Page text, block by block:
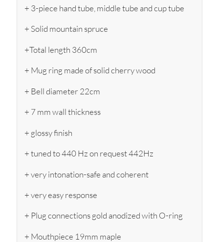
+ 3-piece hand tube, middle tube and cup tube
+ Solid mountain spruce
+Total length 360cm
+ Mug ring made of solid cherry wood
+ Bell diameter 22cm
+ 7 mm wall thickness
+ glossy finish
+ tuned to 440 Hz on request 442Hz
+ very intonation-safe and coherent
+ very easy response
+ Plug connections gold anodized with O-ring
+ Mouthpiece 19mm maple